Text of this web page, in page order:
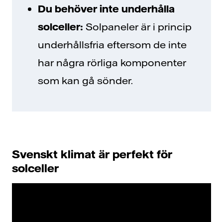
Du behöver inte underhålla
solceller: Solpaneler är i princip
underhållsfria eftersom de inte
har några rörliga komponenter
som kan gå sönder.
Svenskt klimat är perfekt för
solceller